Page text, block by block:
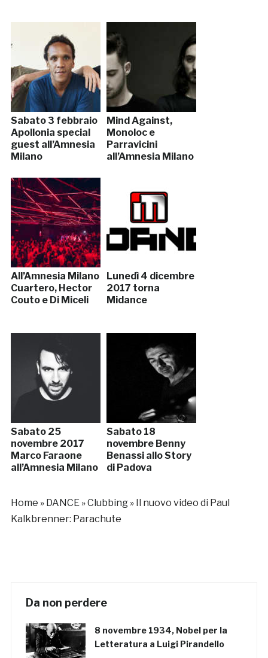
Sabato 3 febbraio
Apollonia special
guest all’Amnesia
Milano
Mind Against,
Monoloc e
Parravicini
all’Amnesia Milano
All’Amnesia Milano
Cuartero, Hector
Couto e Di Miceli
Lunedì 4 dicembre
2017 torna
Midance
Sabato 25
novembre 2017
Marco Faraone
all’Amnesia Milano
Sabato 18
novembre Benny
Benassi allo Story
di Padova
Home » DANCE»Clubbing»
Il nuovo video di Paul
Kalkbrenner: Parachute
Da non perdere
8 novembre 1934, Nobel per la
Letteratura a Luigi Pirandello